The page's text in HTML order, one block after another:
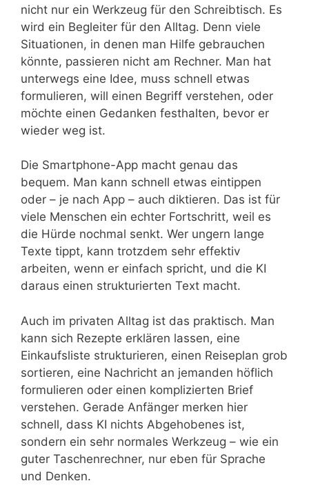
nicht nur ein Werkzeug für den Schreibtisch. Es
wird ein Begleiter für den Alltag. Denn viele
Situationen, in denen man Hilfe gebrauchen
könnte, passieren nicht am Rechner. Man hat
unterwegs eine Idee, muss schnell etwas
formulieren, will einen Begriff verstehen, oder
möchte einen Gedanken festhalten, bevor er
wieder weg ist.
Die Smartphone-App macht genau das
bequem. Man kann schnell etwas eintippen
oder – je nach App – auch diktieren. Das ist für
viele Menschen ein echter Fortschritt, weil es
die Hürde nochmal senkt. Wer ungern lange
Texte tippt, kann trotzdem sehr effektiv
arbeiten, wenn er einfach spricht, und die KI
daraus einen strukturierten Text macht.
Auch im privaten Alltag ist das praktisch. Man
kann sich Rezepte erklären lassen, eine
Einkaufsliste strukturieren, einen Reiseplan grob
sortieren, eine Nachricht an jemanden höflich
formulieren oder einen komplizierten Brief
verstehen. Gerade Anfänger merken hier
schnell, dass KI nichts Abgehobenes ist,
sondern ein sehr normales Werkzeug – wie ein
guter Taschenrechner, nur eben für Sprache
und Denken.